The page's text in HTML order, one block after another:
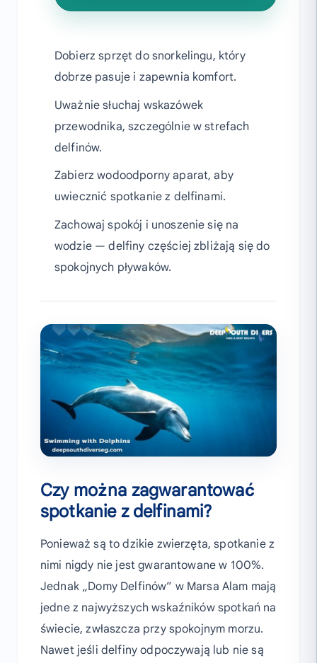
Dobierz sprzęt do snorkelingu, który
dobrze pasuje i zapewnia komfort.
Uważnie słuchaj wskazówek
przewodnika, szczególnie w strefach
delfinów.
Zabierz wodoodporny aparat, aby
uwiecznić spotkanie z delfinami.
Zachowaj spokój i unoszenie się na
wodzie — delfiny częściej zbliżają się do
spokojnych pływaków.
Czy można zagwarantować
spotkanie z delfinami?
Ponieważ są to dzikie zwierzęta, spotkanie z
nimi nigdy nie jest gwarantowane w 100%.
Jednak „Domy Delfinów” w Marsa Alam mają
jedne z najwyższych wskaźników spotkań na
świecie, zwłaszcza przy spokojnym morzu.
Nawet jeśli delfiny odpoczywają lub nie są